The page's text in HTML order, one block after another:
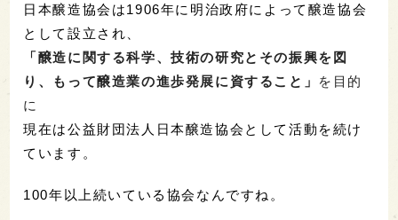
日本醸造協会は1906年に明治政府によって醸造協会
として設立され、
「醸造に関する科学、技術の研究とその振興を図
り、もって醸造業の進歩発展に資すること」
を目的
に
現在は公益財団法人日本醸造協会として活動を続け
ています。
100年以上続いている協会なんですね。